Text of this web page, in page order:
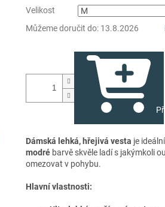
Velikost
Můžeme doručit do: 13.8.2026
Dámská lehká, hřejivá vesta je
modré barvě skvěle ladí s jakýmkoli
omezovat v pohybu.
Hlavní vlastnosti: